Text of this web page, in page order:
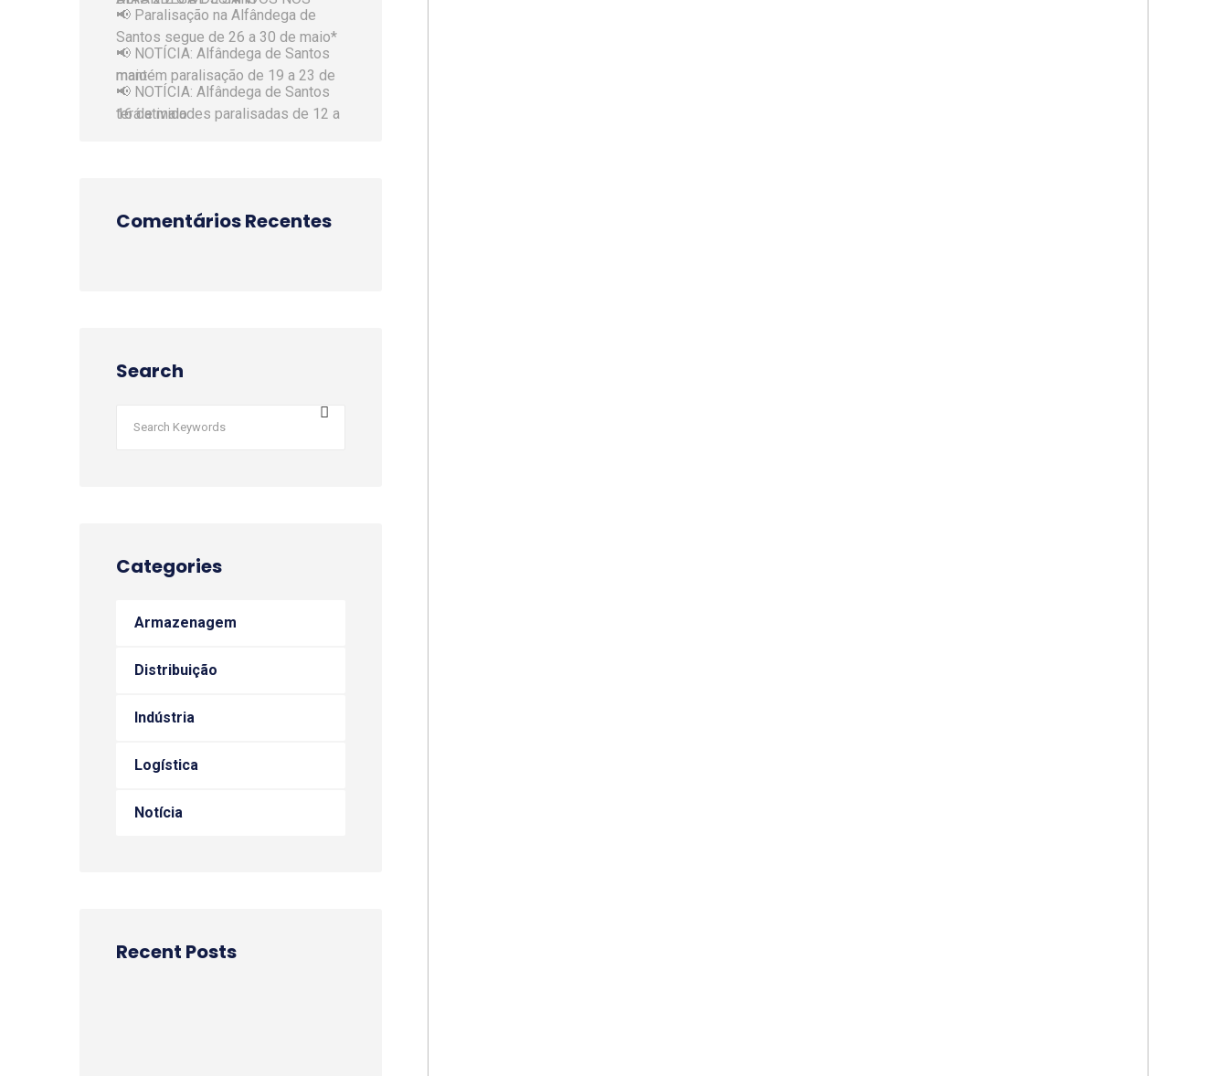
📢 Paralisação na Alfândega de
📢 NOTÍCIA: Alfândega de Santos
📢 NOTÍCIA: Alfândega de Santos
Comentários Recentes
Search
Categories
Armazenagem
Distribuição
Indústria
Logística
Notícia
Recent Posts